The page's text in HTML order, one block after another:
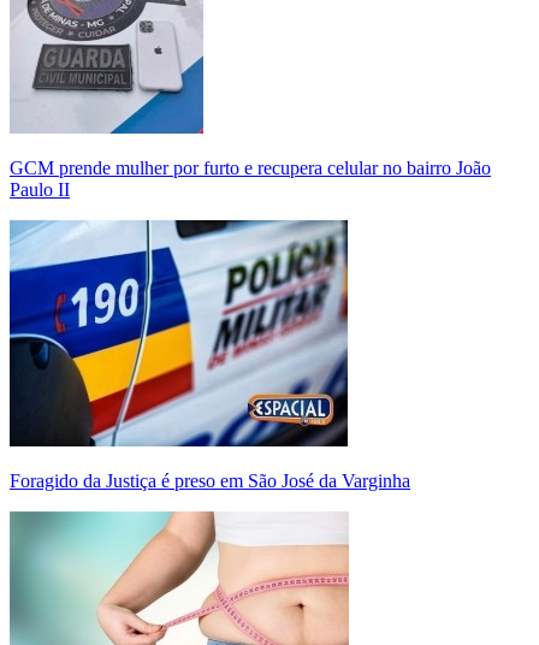
GCM prende mulher por furto e recupera celular no bairro João
Paulo II
Foragido da Justiça é preso em São José da Varginha